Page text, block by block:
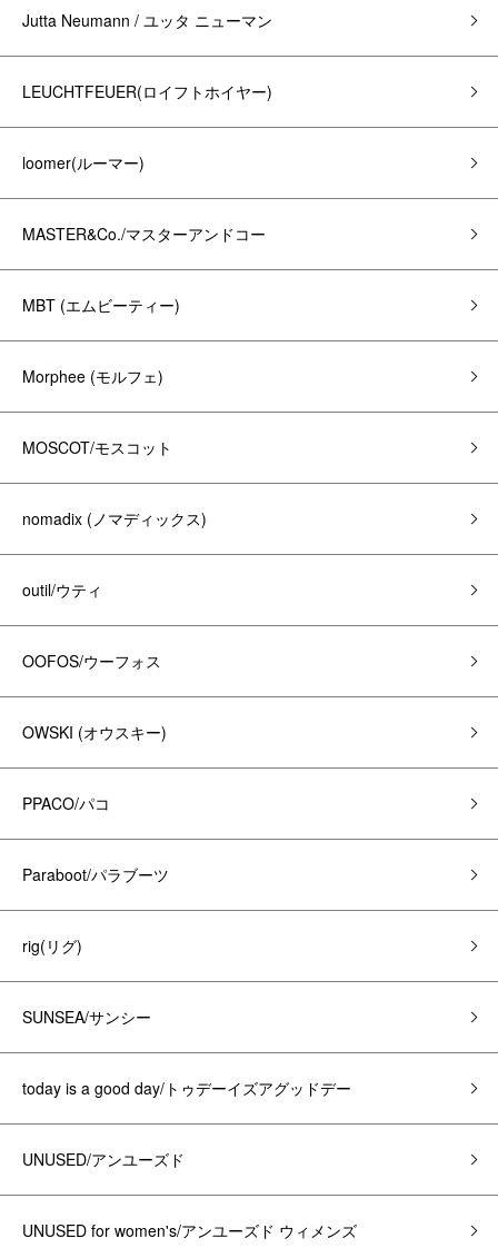
Jutta Neumann / ユッタ ニューマン
LEUCHTFEUER(ロイフトホイヤー)
loomer(ルーマー)
MASTER&Co./マスターアンドコー
MBT (エムビーティー)
Morphee (モルフェ)
MOSCOT/モスコット
nomadix (ノマディックス)
outil/ウティ
OOFOS/ウーフォス
OWSKI (オウスキー)
PPACO/パコ
Paraboot/パラブーツ
rig(リグ)
SUNSEA/サンシー
today is a good day/トゥデーイズアグッドデー
UNUSED/アンユーズド
UNUSED for women's/アンユーズド ウィメンズ